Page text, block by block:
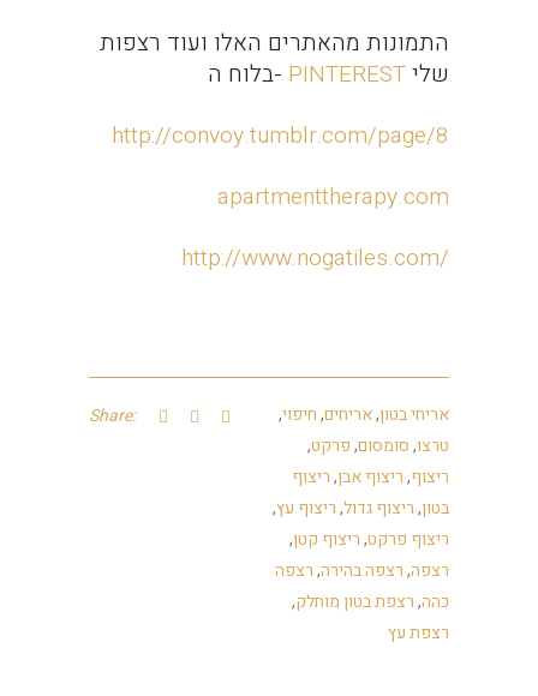
התמונות מהאתרים האלו ועוד רצפות
בלוח ה- PINTERESTשלי
http://convoy.tumblr.com/page/8
apartmenttherapy.com
http://www.nogatiles.com/
אריחי בטון,אריחים,חיפוי,
טרצו,סומסום,פרקט,
ריצוף,ריצוף אבן,ריצוף
בטון,ריצוף גדול,ריצוף עץ,
ריצוף פרקט,ריצוף קטן,
רצפה,רצפה בהירה,רצפה
כהה,רצפת בטון מוחלק,
רצפת עץ
Share: